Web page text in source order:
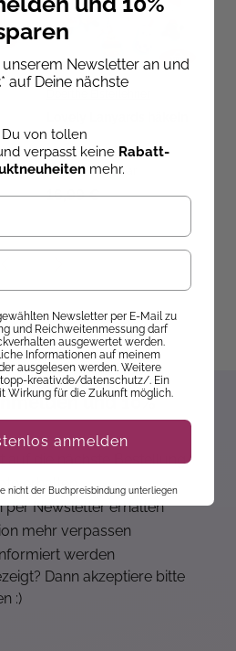
Sofort Lieferbar
16,99 €
und 10%
auf die nächste Bestellung
erhalten
per Newsletter erhalten
mehr verpassen
werden
Dann akzeptiere bitte
:)
Newsletter an und
* auf Deine nächste
von tollen
verpasst keine Rabatt-
mehr.
Newsletter per E-Mail zu
und Reichweitenmessung darf
ausgewertet werden.
Informationen auf meinem
ausgelesen werden. Weitere
kreativ.de/datenschutz/. Ein
Wirkung für die Zukunft möglich.
anmelden
nicht der Buchpreisbindung unterliegen